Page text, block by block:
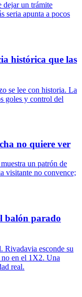
dejar un trámite
seria apunta a pocos
histórica que las
se lee con historia. La
goles y control del
no quiere ver
un patrón de
visitante no convence;
balón parado
Rivadavia esconde su
no en el 1X2. Una
real.